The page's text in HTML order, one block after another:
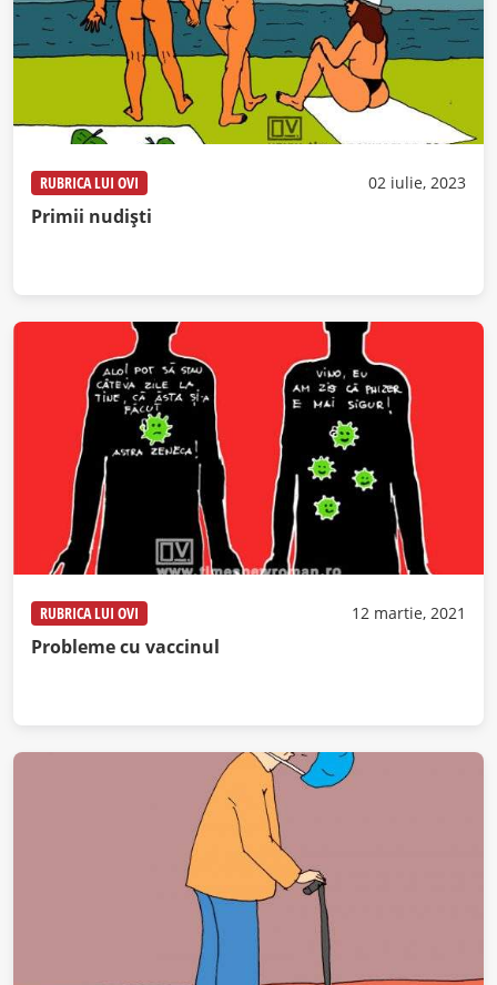
RUBRICA LUI OVI 02 iulie, 2023
Primii nudiști
RUBRICA LUI OVI 12 martie, 2021
Probleme cu vaccinul